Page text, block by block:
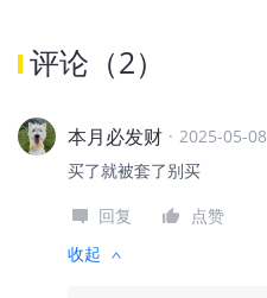
评论 （2）
本月必发财 · 2025-05-08
买了就被套了别买
回复
点赞
收起